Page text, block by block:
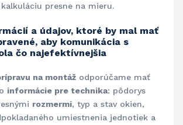
presne na mieru.
a údajov, ktoré by mal mať
aby komunikácia s
čo najefektívnejšia
na montážodporúčame mať
informácie pre technika: pôdorys
rozmermi, typ a stav okien,
umiestnenia jednotiek a